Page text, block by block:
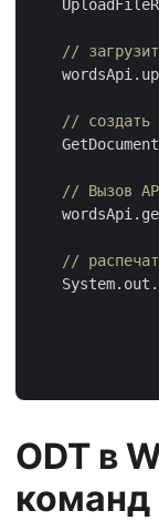
//
// создать
// Вызов
//
ODT в
команд